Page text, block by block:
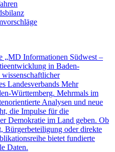
„MD Informationen Südwest –
in Baden-
Landesverbands Mehr
Württemberg. Mehrmals im
Analysen und neue
die Impulse für die
Demokratie im Land geben. Ob
Bürgerbeteiligung oder direkte
bietet fundierte
Daten.